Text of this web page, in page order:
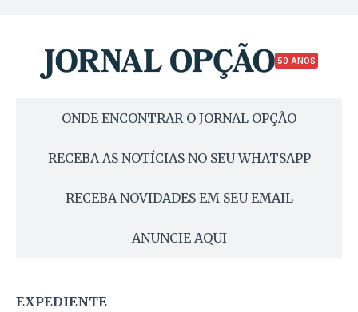
50 ANOS
ONDE ENCONTRAR O JORNAL OPÇÃO
RECEBA AS NOTÍCIAS NO SEU WHATSAPP
RECEBA NOVIDADES EM SEU EMAIL
ANUNCIE AQUI
EXPEDIENTE